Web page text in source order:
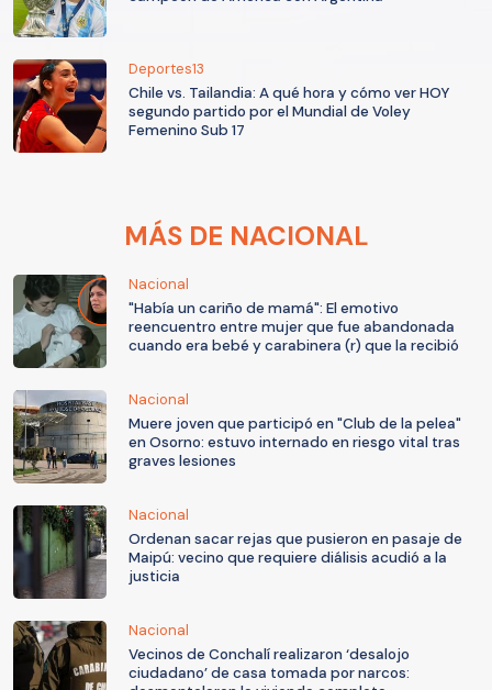
Deportes13
Chile vs. Tailandia: A qué hora y cómo ver HOY
segundo partido por el Mundial de Voley
Femenino Sub 17
MÁS DE NACIONAL
Nacional
"Había un cariño de mamá": El emotivo
reencuentro entre mujer que fue abandonada
cuando era bebé y carabinera (r) que la recibió
Nacional
Muere joven que participó en "Club de la pelea"
en Osorno: estuvo internado en riesgo vital tras
graves lesiones
Nacional
Ordenan sacar rejas que pusieron en pasaje de
Maipú: vecino que requiere diálisis acudió a la
justicia
Nacional
Vecinos de Conchalí realizaron ‘desalojo
ciudadano’ de casa tomada por narcos: